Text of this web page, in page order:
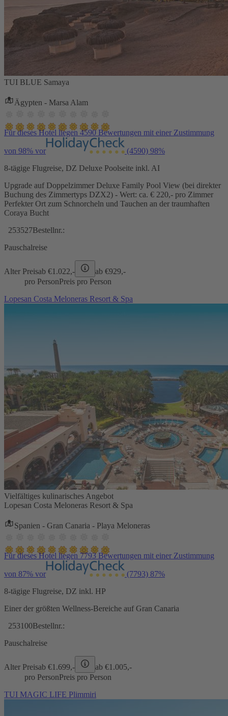
TUI BLUE Samaya
Ägypten - Marsa Alam
Für dieses Hotel liegen 4590 Bewertungen mit einer Zustimmung
von 98% vor (4590) 98%
8-tägige Flugreise, DZ Deluxe Poolseite inkl. AI
Upgrade auf Doppelzimmer Deluxe Family Pool View (bei direkter
Buchung des Zimmertyps DZX2) - Wert: ca. € 220,- pro Zimmer
Perfekter Ort zum Schnorcheln und Tauchen an der traumhaften
Coraya Bucht
253527Bestellnr.:
Pauschalreise
Alter Preisab €1.022,- ab €929,-
pro PersonPreis pro Person
Lopesan Costa Meloneras Resort & Spa
Vielfältiges kulinarisches Angebot
Lopesan Costa Meloneras Resort & Spa
Spanien - Gran Canaria - Playa Meloneras
Für dieses Hotel liegen 7793 Bewertungen mit einer Zustimmung
von 87% vor (7793) 87%
8-tägige Flugreise, DZ inkl. HP
Einer der größten Wellness-Bereiche auf Gran Canaria
253100Bestellnr.:
Pauschalreise
Alter Preisab €1.699,- ab €1.005,-
pro PersonPreis pro Person
TUI MAGIC LIFE Plimmiri